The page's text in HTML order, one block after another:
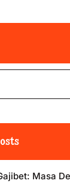
Masa